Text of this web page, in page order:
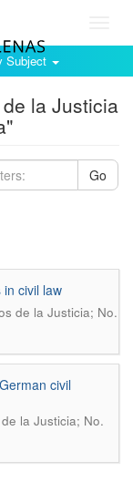
Subject
la Justicia
Go
civil law
de la Justicia; No.
civil
la Justicia; No.